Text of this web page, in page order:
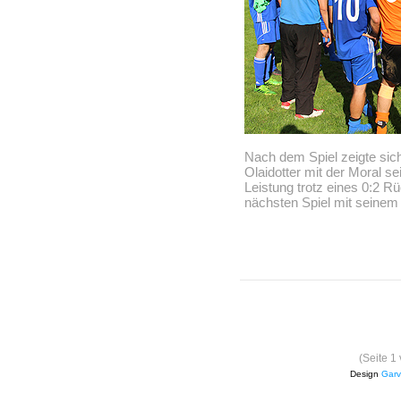
Nach dem Spiel zeigte
Olaidotter mit der Moral
Leistung trotz eines 0:2
nächsten Spiel mit
(Seite 1
Design